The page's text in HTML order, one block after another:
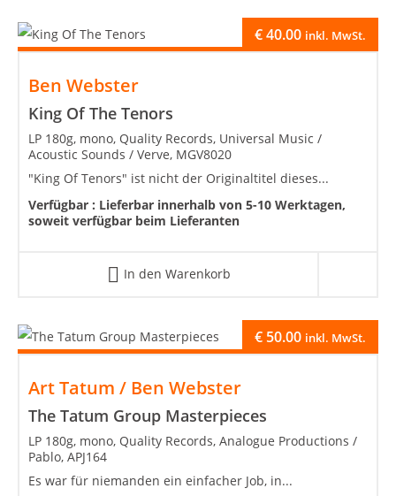
Ben Webster
King Of The Tenors
€40.00 inkl. MwSt.
LP 180g, mono, Quality Records, Universal Music /
Acoustic Sounds / Verve, MGV8020
"King Of Tenors" ist nicht der Originaltitel dieses...
Verfügbar : Lieferbar innerhalb von 5-10 Werktagen,
soweit verfügbar beim Lieferanten
In den Warenkorb
Art Tatum / Ben Webster
The Tatum Group Masterpieces
€ 50.00 inkl. MwSt.
LP 180g, mono, Quality Records, Analogue Productions /
Pablo, APJ164
Es war für niemanden ein einfacher Job, in...